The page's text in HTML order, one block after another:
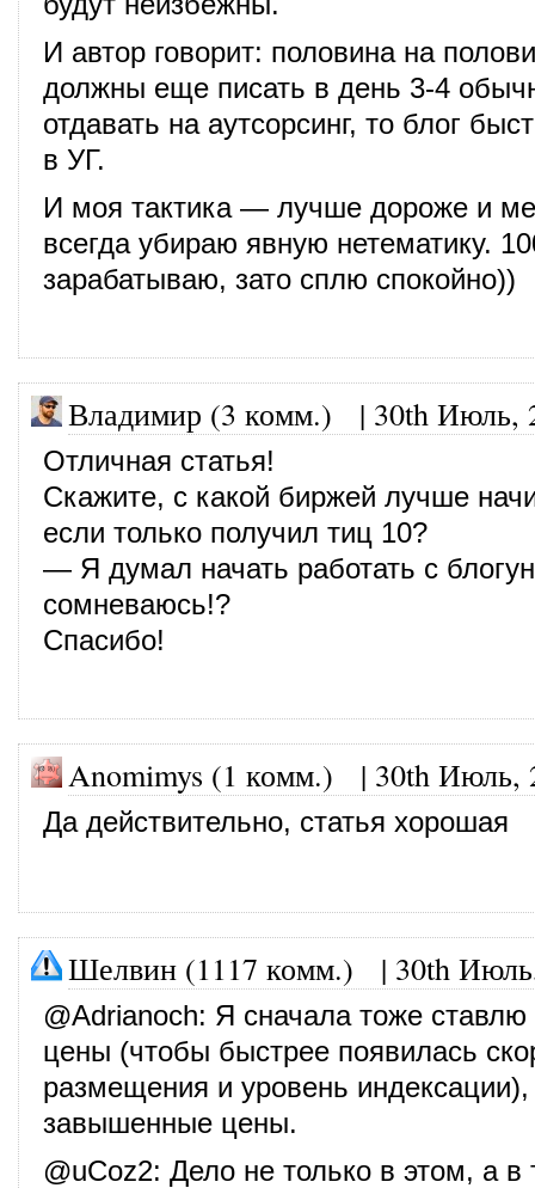
И автор говорит: половина на
должны еще писать в день 3-4
отдавать на аутсорсинг, то блог
в УГ.
И моя тактика — лучше дороже и
всегда убираю явную нетематику.
зарабатываю, зато сплю спокойно))
Владимир (3 комм.) | 30th Июль,
Отличная статья!
Скажите, с какой биржей лучше
если только получил тиц 10?
— Я думал начать работать с
сомневаюсь!?
Спасибо!
Anomimys (1 комм.) | 30th Июль,
Да действительно, статья хорошая
Шелвин (1117 комм.) | 30th
@Adrianoch: Я сначала тоже ставлю
цены (чтобы быстрее появилась
размещения и уровень
завышенные цены.
@uCoz2: Дело не только в этом, а в